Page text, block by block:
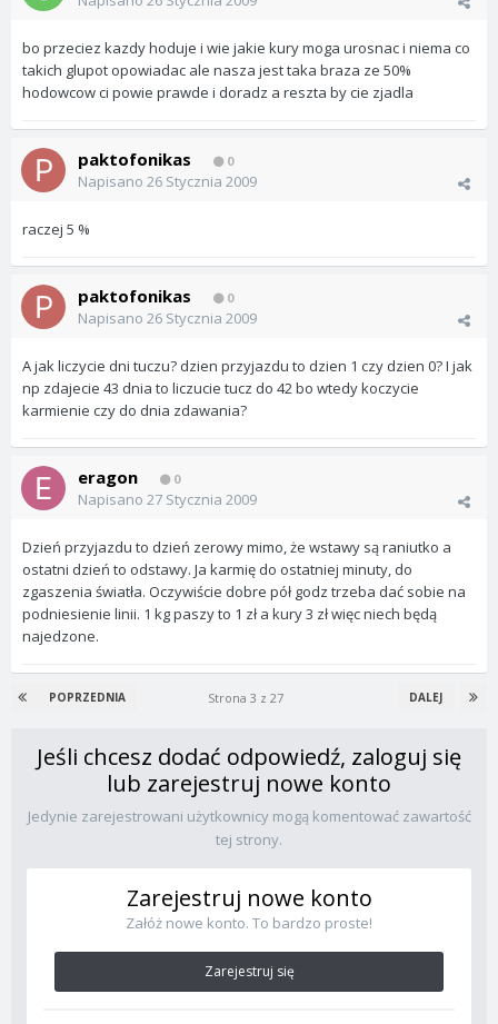
bo przeciez kazdy hoduje i wie jakie kury moga urosnac i niema co
takich glupot opowiadac ale nasza jest taka braza ze 50%
hodowcow ci powie prawde i doradz a reszta by cie zjadla
paktofonikas 0
Napisano 26 Stycznia 2009
raczej 5 %
paktofonikas 0
Napisano 26 Stycznia 2009
A jak liczycie dni tuczu? dzien przyjazdu to dzien 1 czy dzien 0? I jak
np zdajecie 43 dnia to liczucie tucz do 42 bo wtedy koczycie
karmienie czy do dnia zdawania?
eragon 0
Napisano 27 Stycznia 2009
Dzień przyjazdu to dzień zerowy mimo, że wstawy są raniutko a
ostatni dzień to odstawy. Ja karmię do ostatniej minuty, do
zgaszenia światła. Oczywiście dobre pół godz trzeba dać sobie na
podniesienie linii. 1 kg paszy to 1 zł a kury 3 zł więc niech będą
najedzone.
POPRZEDNIA DALEJ
Strona 3 z 27
Jeśli chcesz dodać odpowiedź, zaloguj się
lub zarejestruj nowe konto
Jedynie zarejestrowani użytkownicy mogą komentować zawartość
tej strony.
Zarejestruj nowe konto
Załóż nowe konto. To bardzo proste!
Zarejestruj się